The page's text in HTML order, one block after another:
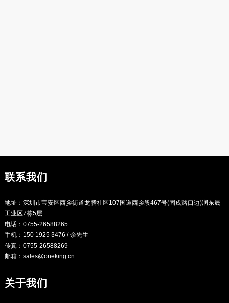
联系我们
地址：深圳市宝安区西乡街道龙腾社区107国道西乡段467号(固戍路口边)润东晟
工业区7栋5层
电话：0755-26588265
手机：150 1925 3476 / 余先生
传真：0755-26588269
邮箱： sales@oneking.cn
关于我们